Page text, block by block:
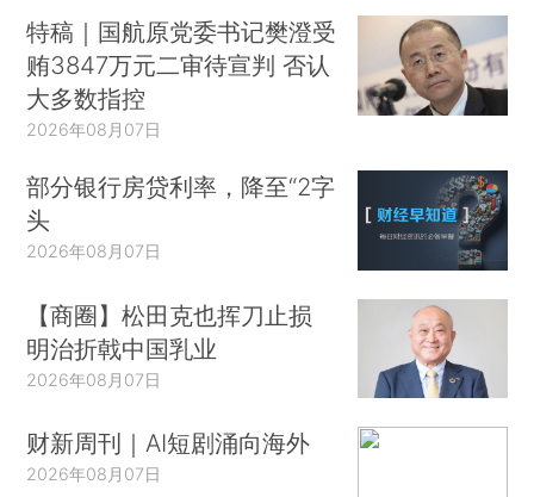
特稿｜国航原党委书记樊澄受
贿3847万元二审待宣判 否认
大多数指控
2026年08月07日
部分银行房贷利率，降至“2字
头
2026年08月07日
【商圈】松田克也挥刀止损
明治折戟中国乳业
2026年08月07日
财新周刊｜AI短剧涌向海外
2026年08月07日